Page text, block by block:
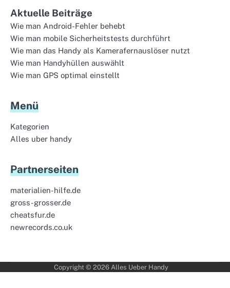
Aktuelle Beiträge
Wie man Android-Fehler behebt
Wie man mobile Sicherheitstests durchführt
Wie man das Handy als Kamerafernauslöser nutzt
Wie man Handyhüllen auswählt
Wie man GPS optimal einstellt
Menü
Kategorien
Alles uber handy
Partnerseiten
materialien-hilfe.de
gross-grosser.de
cheatsfur.de
newrecords.co.uk
Copyright © 2026 Alles Ueber Handy